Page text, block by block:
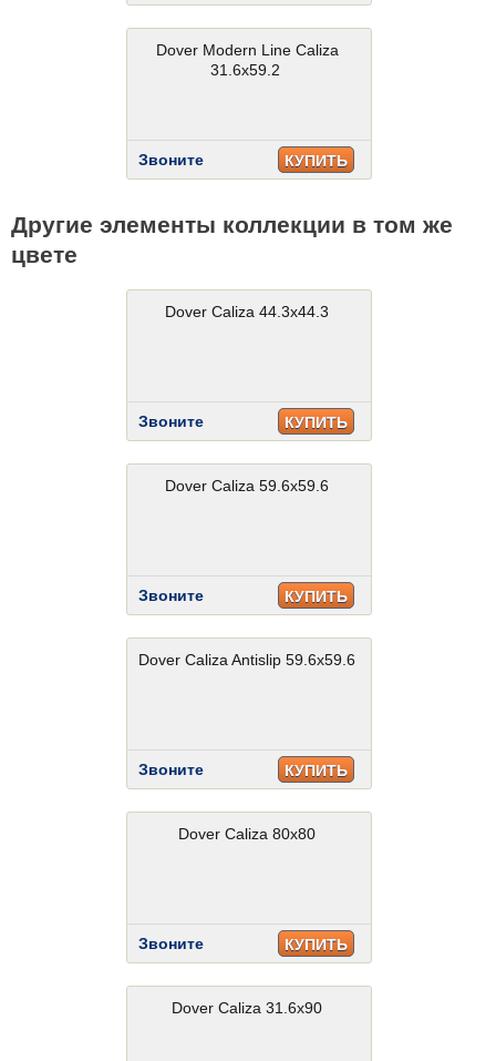
Dover Modern Line Caliza
31.6x59.2
Звоните КУПИТЬ
Другие элементы коллекции в том же
цвете
Dover Caliza 44.3x44.3
Звоните КУПИТЬ
Dover Caliza 59.6x59.6
Звоните КУПИТЬ
Dover Caliza Antislip 59.6x59.6
Звоните КУПИТЬ
Dover Caliza 80x80
Звоните КУПИТЬ
Dover Caliza 31.6x90